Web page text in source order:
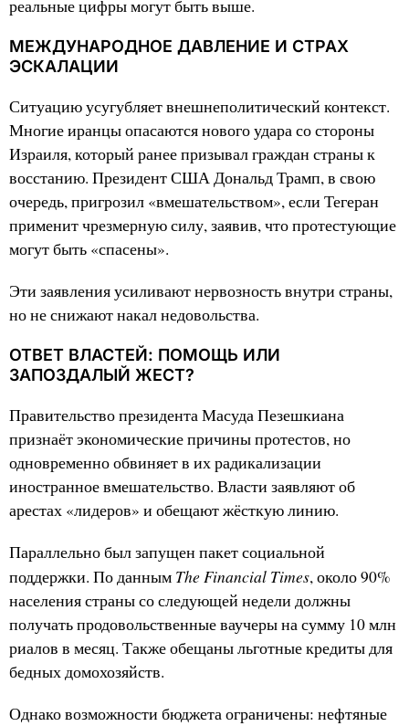
реальные цифры могут быть выше.
МЕЖДУНАРОДНОЕ ДАВЛЕНИЕ И СТРАХ
ЭСКАЛАЦИИ
Ситуацию усугубляет внешнеполитический контекст.
Многие иранцы опасаются нового удара со стороны
Израиля, который ранее призывал граждан страны к
восстанию. Президент США Дональд Трамп, в свою
очередь, пригрозил «вмешательством», если Тегеран
применит чрезмерную силу, заявив, что протестующие
могут быть «спасены».
Эти заявления усиливают нервозность внутри страны,
но не снижают накал недовольства.
ОТВЕТ ВЛАСТЕЙ: ПОМОЩЬ ИЛИ
ЗАПОЗДАЛЫЙ ЖЕСТ?
Правительство президента Масуда Пезешкиана
признаёт экономические причины протестов, но
одновременно обвиняет в их радикализации
иностранное вмешательство. Власти заявляют об
арестах «лидеров» и обещают жёсткую линию.
Параллельно был запущен пакет социальной
поддержки. По данным The Financial Times, около 90%
населения страны со следующей недели должны
получать продовольственные ваучеры на сумму 10 млн
риалов в месяц. Также обещаны льготные кредиты для
бедных домохозяйств.
Однако возможности бюджета ограничены: нефтяные